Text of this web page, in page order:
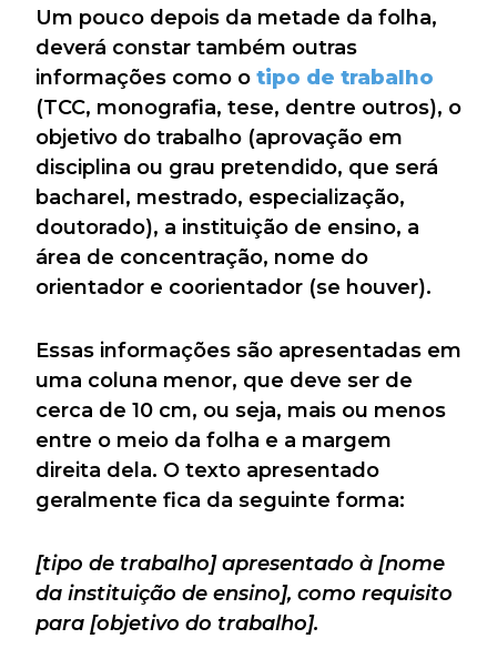
Um pouco depois da metade da folha,
deverá constar também outras
informações como o tipo de trabalho
(TCC, monografia, tese, dentre outros), o
objetivo do trabalho (aprovação em
disciplina ou grau pretendido, que será
bacharel, mestrado, especialização,
doutorado), a instituição de ensino, a
área de concentração, nome do
orientador e coorientador (se houver).
Essas informações são apresentadas em
uma coluna menor, que deve ser de
cerca de 10 cm, ou seja, mais ou menos
entre o meio da folha e a margem
direita dela. O texto apresentado
geralmente fica da seguinte forma:
[tipo de trabalho] apresentado à [nome
da instituição de ensino], como requisito
para [objetivo do trabalho].